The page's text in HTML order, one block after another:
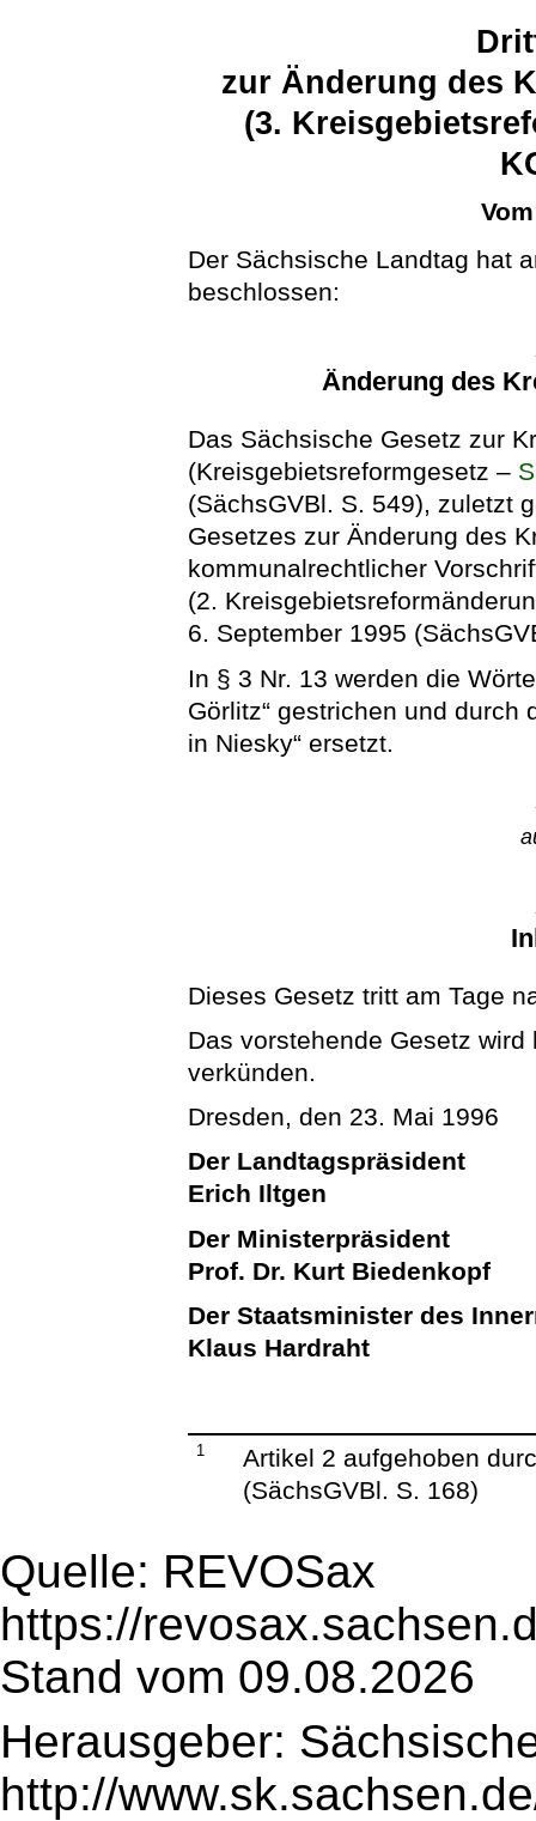
zur Änderung des
(3.
Der Sächsische Landtag hat
beschlossen:
Änderung des
Das Sächsische Gesetz zur
(Kreisgebietsreformgesetz –
(SächsGVBl. S. 549), zuletzt
Gesetzes zur Änderung des
kommunalrechtlicher
(2.
6. September 1995
In § 3 Nr. 13 werden die
Görlitz“ gestrichen und durch
in Niesky“ ersetzt.
Dieses Gesetz tritt am Tage
Das vorstehende Gesetz
verkünden.
Dresden, den 23. Mai 1996
Der Landtagspräsident
Erich Iltgen
Der Ministerpräsident
Prof. Dr. Kurt Biedenkopf
Der Staatsminister des
Klaus Hardraht
1
Artikel 2 aufgehoben
(SächsGVBl. S. 168)
Quelle: REVOSax
https://
Stand vom 09.08.2026
Herausgeber:
http://